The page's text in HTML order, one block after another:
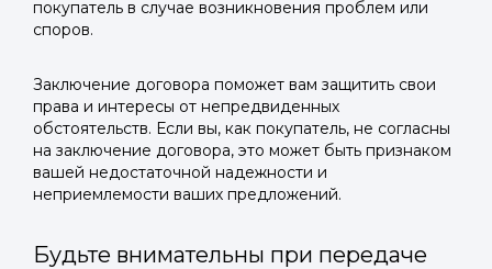
покупатель в случае возникновения проблем или
споров.
Заключение договора поможет вам защитить свои
права и интересы от непредвиденных
обстоятельств. Если вы, как покупатель, не согласны
на заключение договора, это может быть признаком
вашей недостаточной надежности и
неприемлемости ваших предложений.
Будьте внимательны при передаче